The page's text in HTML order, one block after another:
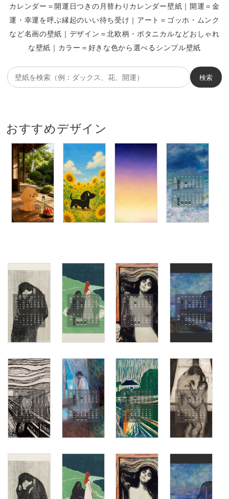
カレンダー＝開運日つきの月替わりカレンダー壁紙｜開運＝金
運・幸運を呼ぶ縁起のいい待ち受け｜アート＝ゴッホ・ムンク
など名画の壁紙｜デザイン＝北欧柄・ボタニカルなどおしゃれ
な壁紙｜カラー＝好きな色から選べるシンプル壁紙
紙
検索
おすすめデザイン